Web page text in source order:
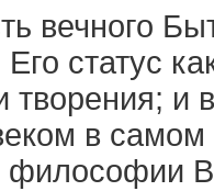
вечного
статус
творения; и
в самом
философии